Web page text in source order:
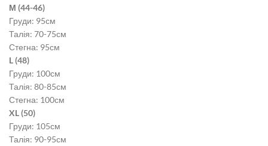
М (44-46)
Груди: 95см
Талія: 70-75см
Стегна: 95см
L (48)
Груди: 100см
Талія: 80-85см
Стегна: 100см
XL (50)
Груди: 105см
Талія: 90-95см